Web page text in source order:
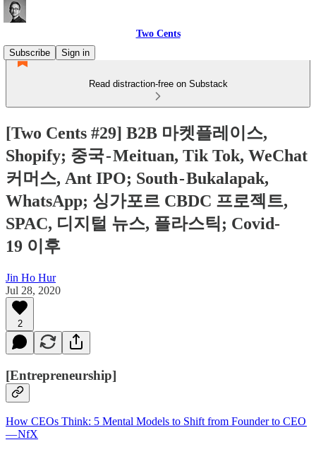
Two Cents
Subscribe
Sign in
Read distraction-free on Substack
[Two Cents #29] B2B 마켓플레이스,
Shopify; 중국 - Meituan, Tik Tok, WeChat
커머스, Ant IPO; South - Bukalapak,
WhatsApp; 싱가포르 CBDC 프로젝트,
SPAC, 디지털 뉴스, 플라스틱; Covid-
19 이후
Jin Ho Hur
Jul 28, 2020
2
[Entrepreneurship]
How CEOs Think: 5 Mental Models to Shift from Founder to CEO
— NfX